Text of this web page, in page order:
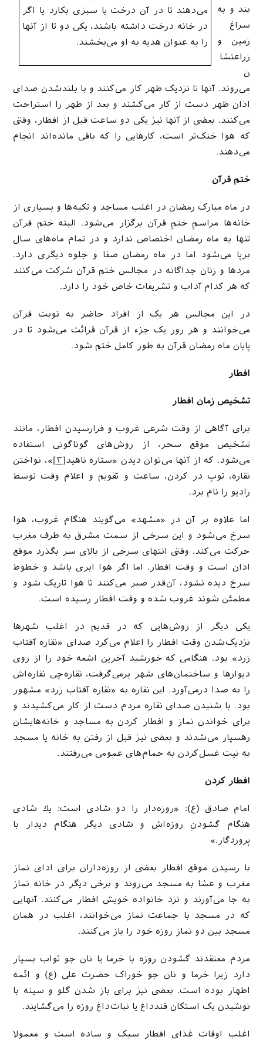
می‌دهند تا در آن درخت یا سبزی بکارد یا اگر
در خانه درخت داشته باشند، یکی دو تا از آنها
را به عنوان هدیه به او می‌بخشند.
بند و به
سراغ
زمین و
زراعتشا
ن
می‌روند. آنها تا نزدیک ظهر کار می‌کنند و با بلندشدن صدای
اذان ظهر دست از کار می‌کشند و بعد از ظهر را استراحت
می‌کنند. بعضی از آنها نیز یکی دو ساعت قبل از افطار، وقتی
که هوا خنک‌تر است، کارهایی را که باقی مانده‌اند انجام
می‌دهند.
ختم قرآن
در ماه مبارک رمضان در اغلب مساجد و تکیه‌ها و بسیاری از
خانه‌ها مراسمِ ختمِ قرآن برگزار می‌شود. البته ختم قرآن
تنها به ماه رمضان اختصاص ندارد و در تمام ماه‌های سال
برپا می‌شود اما در ماه رمضان صفا و جلوه دیگری دارد.
مردها و زنان جداگانه در مجالس ختم قرآن شرکت می‌کنند
که هر کدام آداب و تشریفات خاص خود را دارد.
در این مجالس هر یک از افراد حاضر به نوبت قرآن
می‌خوانند و هر روز یک جزء از قرآن قرائت می‌شود تا در
پایان ماه رمضان قرآن به طور کامل ختم شود.
افطار
تشخیص زمان افطار
برای آگاهی از وقت شرعی غروب و فرارسیدن افطار، مانند
تشخیص موقع سحر، از روش‌های گوناگونی استفاده
می‌شود. که از آنها می‌توان دیدن «ستاره ناهید[۳]
»، نواختن
نقاره، توپ در کردن، ساعت و تقویم و اعلام وقت توسط
رادیو را نام برد.
اما علاوه بر آن در «مشهد» می‌گویند هنگام غروب، هوا
سرخ می‌شود و این سرخی از سمت مشرق به طرف مغرب
حرکت می‌کند. وقتی انتهای سرخی از بالای سر بگذرد موقع
اذان است و وقت افطار. اما اگر هوا ابری باشد و خطوط
سرخ دیده نشود، آن‌قدر صبر می‌کنند تا هوا تاریک شود و
مطمئن شوند غروب شده و وقت افطار رسیده است.
یکی دیگر از روش‌هایی که در قدیم در اغلب شهرها
نزدیک‌شدن وقت افطار را اعلام می‌کرد صدای «نقاره آفتاب
زرد» بود. هنگامی که خورشید آخرین اشعه خود را از روی
دیوارها و ساختمان‌های شهر برمی‌گرفت، نقاره‌چی نقاره‌اش
را به صدا درمی‌آورد. این نقاره به «نقاره آفتاب زرد» مشهور
بود. با شنیدن صدای نقاره مردم دست از کار می‌کشیدند و
برای خواندن نماز و افطار کردن به مساجد و خانه‌هایشان
رهسپار می‌شدند و بعضی نیز قبل از رفتن به خانه یا مسجد
به نیت غسل‌کردن به حمام‌های عمومی می‌رفتند.
افطار کردن
امام صادق (ع): «روزه‌دار را دو شادى است: يك شادى
هنگام گشودنِ روزه‌اش و شادى ديگر هنگامِ ديدار با
پروردگار.»
با رسیدن موقع افطار بعضی از روزه‌داران برای ادای نماز
مغرب و عشا به مسجد می‌روند و برخی دیگر در خانه نماز
به جا می‌آورند و نزد خانواده خویش افطار می‌کنند. آنهایی
که در مسجد با جماعت نماز می‌خوانند، اغلب در همان
مسجد بین دو نماز روزه خود را باز می‌کنند.
مردم معتقدند گشودن روزه با خرما یا نان جو ثواب بسیار
دارد زیرا خرما و نان جو خوراک حضرت علی (ع) و ائمه
اطهار بوده است. بعضی نیز برای باز شدن گلو و سینه با
نوشیدن یک استکان قندداغ یا نبات‌داغ روزه را می‌گشایند.
اغلب اوقات غذای افطار سبک و ساده است و معمولا